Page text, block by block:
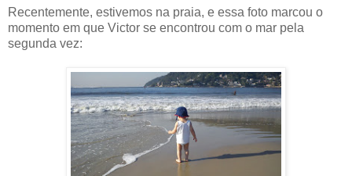
Recentemente, estivemos na praia, e essa foto marcou o
momento em que Victor se encontrou com o mar pela
segunda vez: